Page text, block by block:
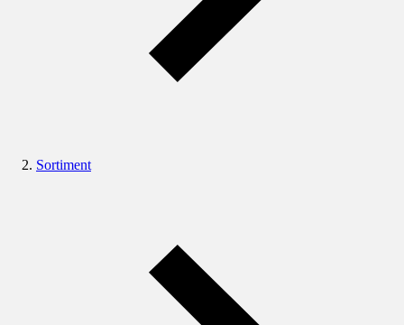
Sortiment